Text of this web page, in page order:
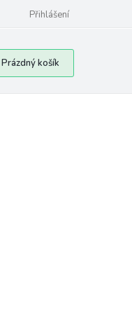
Přihlášení
Nákupní
košík
Prázdný košík